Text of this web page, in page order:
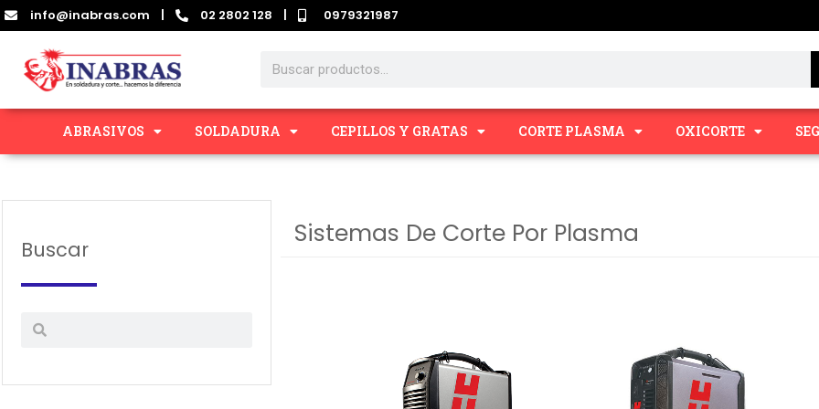
Ir
al
contenido
info@inabras.com | 02 2802 128 | 0979321987
Search
ABRASIVOS SOLDADURA CEPILLOS Y GRATAS CORTE PLASMA OXICORTE
Buscar
Sistemas De Corte Por Plasma